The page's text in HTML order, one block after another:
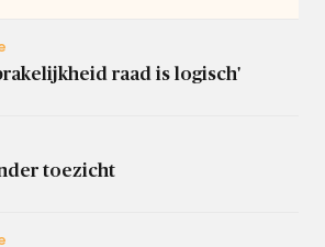
raad is logisch'
toezicht